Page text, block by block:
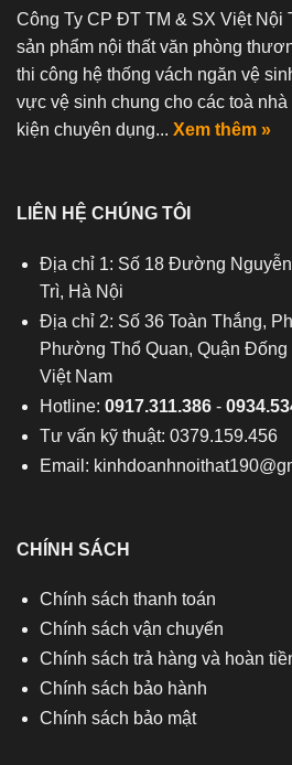
Công Ty CP ĐT TM & SX Việt Nội
sản phẩm nội thất văn phòng
thi công hệ thống vách ngăn vệ
vực vệ sinh chung cho các toà
kiện chuyên dụng... Xem thêm »
LIÊN HỆ CHÚNG TÔI
Địa chỉ 1: Số 18 Đường
Trì, Hà Nội
Địa chỉ 2: Số 36 Toàn Thắng,
Phường Thổ Quan, Quận
Việt Nam
Hotline: 0917.311.386-
Tư vấn kỹ thuật: 0379.159.456
Email:
CHÍNH SÁCH
Chính sách thanh toán
Chính sách vận chuyển
Chính sách trả hàng và hoàn
Chính sách bảo hành
Chính sách bảo mật